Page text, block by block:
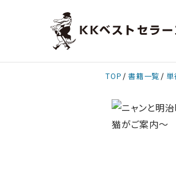
TOP 書籍一覧 単